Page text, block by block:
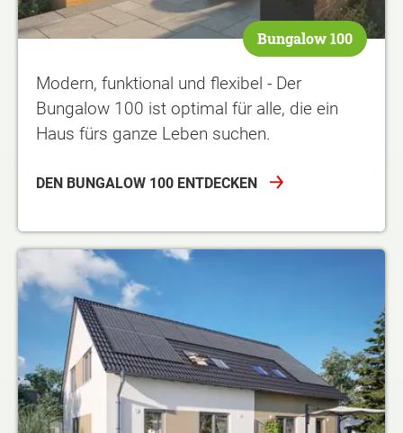
Bungalow 100
Modern, funktional und flexibel - Der
Bungalow 100 ist optimal für alle, die ein
Haus fürs ganze Leben suchen.
DEN BUNGALOW 100 ENTDECKEN